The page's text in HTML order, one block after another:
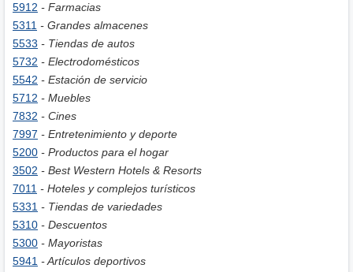
5912 - Farmacias
5311 - Grandes almacenes
5533 - Tiendas de autos
5732 - Electrodomésticos
5542 - Estación de servicio
5712 - Muebles
7832 - Cines
7997 - Entretenimiento y deporte
5200 - Productos para el hogar
3502 - Best Western Hotels & Resorts
7011 - Hoteles y complejos turísticos
5331 - Tiendas de variedades
5310 - Descuentos
5300 - Mayoristas
5941 - Artículos deportivos